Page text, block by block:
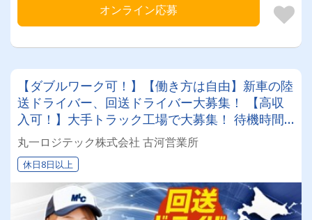
オンライン応募
【ダブルワーク可！】【働き方は自由】新車の陸
送ドライバー、回送ドライバー大募集！ 【高収
入可！】大手トラック工場で大募集！ 待機時間
もなく身体の負担が少ないお仕事♬★休みと収入
のバランスは好きなように選べます★
丸一ロジテック株式会社 古河営業所
休日8日以上